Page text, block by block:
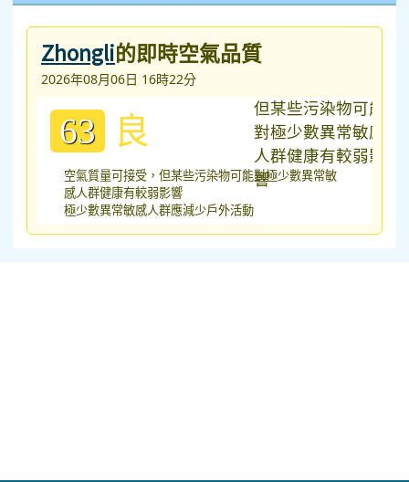
Zhongli的即時空氣品質
2026年08月06日 16時22分
63 良
空氣質量可接受，但某些污染物可能對極少數異常敏
感人群健康有較弱影響
極少數異常敏感人群應減少戶外活動